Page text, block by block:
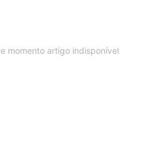
momento artigo indisponível